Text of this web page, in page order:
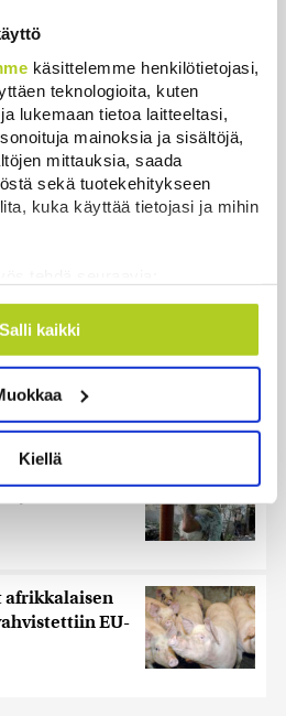
käsittelemme henkilötietojasi,
teknologioita, kuten
lukemaan tietoa laitteeltasi,
mainoksia ja sisältöjä,
mittauksia, saada
sekä tuotekehitykseen
kuka käyttää tietojasi ja mihin
sijainnistasi,
metrin tarkkuudella
(sormenjäljen
käsitellään ja miten
sen milloin vain
sisällön ja mainosten
median ominaisuuksien
analysoimiseen. Lisäksi
mainosalan ja analytiikka-
siitä, miten käytät
voivat yhdistää näitä
olet antanut heille tai joita on
Salli kaikki
Kiellä
Luetuimmat
Tuusulan tapauksesta –
ajotilannettaan
alas lähes
afrikkalaisen
EU-